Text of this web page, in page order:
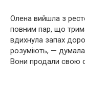
Олена вийшла з
повним пар, що
вдихнула запах
розуміють, —
Вони продали свою